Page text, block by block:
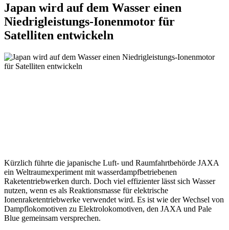
Japan wird auf dem Wasser einen
Niedrigleistungs-Ionenmotor für
Satelliten entwickeln
Kürzlich führte die japanische Luft- und Raumfahrtbehörde JAXA
ein Weltraumexperiment mit wasserdampfbetriebenen
Raketentriebwerken durch. Doch viel effizienter lässt sich Wasser
nutzen, wenn es als Reaktionsmasse für elektrische
Ionenraketentriebwerke verwendet wird. Es ist wie der Wechsel von
Dampflokomotiven zu Elektrolokomotiven, den JAXA und Pale
Blue gemeinsam versprechen.